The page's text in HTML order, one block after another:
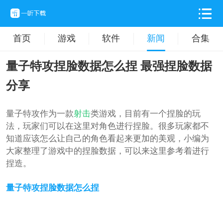
首页 游戏 软件 新闻 合集
量子特攻捏脸数据怎么捏 最强捏脸数据
分享
量子特攻作为一款射击类游戏，目前有一个捏脸的玩
法，玩家们可以在这里对角色进行捏脸。很多玩家都不
知道应该怎么让自己的角色看起来更加的美观，小编为
大家整理了游戏中的捏脸数据，可以来这里参考着进行
捏造。
量子特攻捏脸数据怎么捏